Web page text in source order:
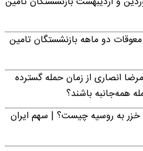
دو ماهه بازنشستگان تامین
انصاری از زمان حمله گسترده
همه‌جانبه باشند؟
خزر به روسیه چیست؟ | سهم ایران